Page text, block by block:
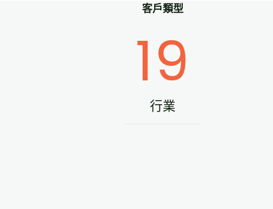
客戶類型
19
行業